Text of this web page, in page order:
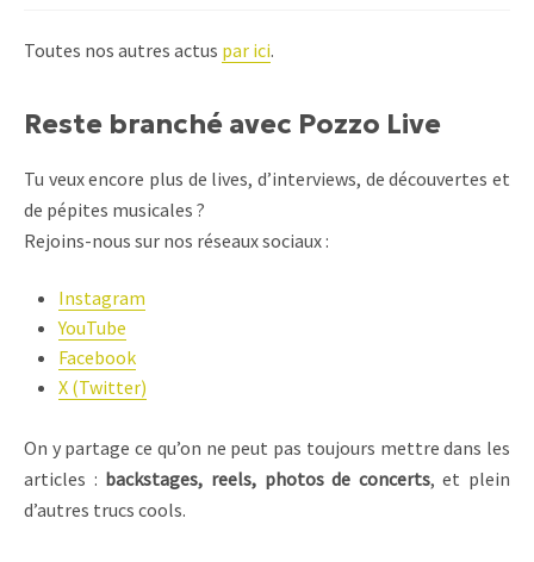
Toutes nos autres actus par ici.
Reste branché avec Pozzo Live
Tu veux encore plus de lives, d’interviews, de découvertes et
de pépites musicales ?
Rejoins-nous sur nos réseaux sociaux :
Instagram
YouTube
Facebook
X (Twitter)
On y partage ce qu’on ne peut pas toujours mettre dans les
articles : backstages, reels, photos de concerts, et plein
d’autres trucs cools.